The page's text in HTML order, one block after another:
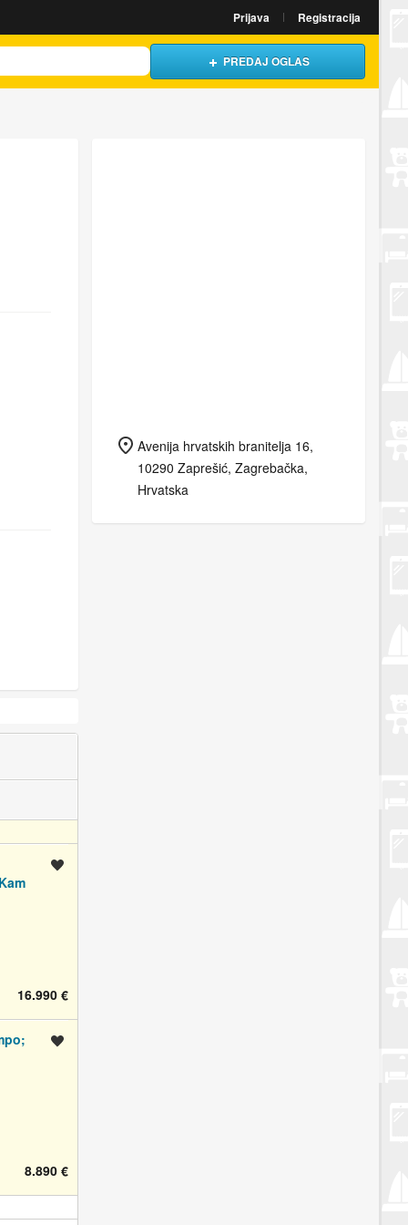
Prijava Registracija
PREDAJ OGLAS
16.990 €
8.890 €
Avenija hrvatskih branitelja 16,
10290 Zaprešić, Zagrebačka,
Hrvatska